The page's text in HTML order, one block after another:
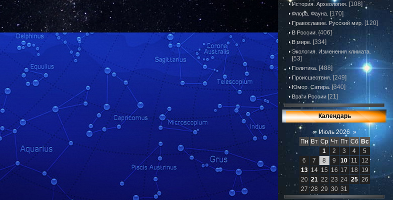
История. Археология. [108]
Флора. Фауна. [170]
Православие. Русский мир. [120]
В России. [406]
В мире. [334]
Экология. Изменения климата.
[53]
Политика. [488]
Происшествия. [249]
Юмор. Сатира. [340]
Враги России [21]
Календарь
« Июль 2026 »
Пн Вт Ср Чт Пт Сб Вс
1
2 3 4
5
6
7 8 9 10 11
12
13 14 15 16 17 18
19
20 21 22 23 24 25 26
27 28 29 30 31